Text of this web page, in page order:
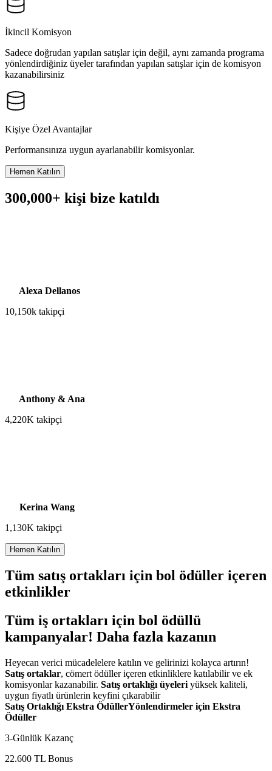
İkincil Komisyon
Sadece doğrudan yapılan satışlar için değil, aynı zamanda programa
yönlendirdiğiniz üyeler tarafından yapılan satışlar için de komisyon
kazanabilirsiniz
Kişiye Özel Avantajlar
Performansınıza uygun ayarlanabilir komisyonlar.
Hemen Katılın
300,000+ kişi bize katıldı
Alexa Dellanos
10,150k takipçi
Anthony & Ana
4,220K takipçi
Kerina Wang
1,130K takipçi
Hemen Katılın
Tüm satış ortakları için bol ödüller içeren
etkinlikler
Tüm iş ortakları için bol ödüllü
kampanyalar! Daha fazla kazanın
Heyecan verici mücadelelere katılın ve gelirinizi kolayca artırın!
Satış ortaklar, cömert ödüller içeren etkinliklere katılabilir ve ek
komisyonlar kazanabilir. Satış ortaklığı üyeleri yüksek kaliteli,
uygun fiyatlı ürünlerin keyfini çıkarabilir
Satış Ortaklığı Ekstra ÖdüllerYönlendirmeler için Ekstra
Ödüller
3-Günlük Kazanç
22.600 TL Bonus